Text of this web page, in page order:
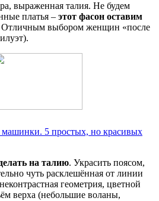
выраженная талия. Не будем
платья – этот фасон оставим
Отличным выбором женщин «после
5 простых, но красивых
на талию. Украсить поясом,
чуть расклешённая от линии
геометрия, цветной
верха (небольшие воланы,